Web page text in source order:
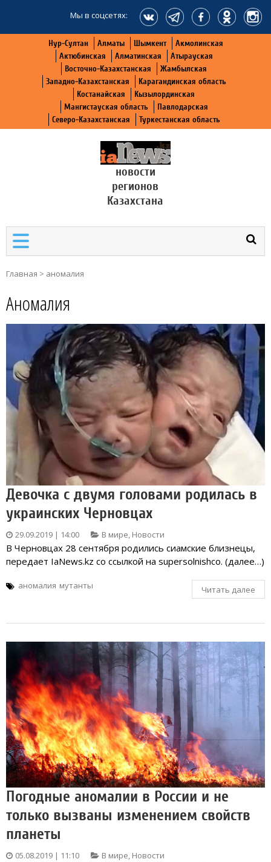
Мы в соцсетях:
Нур-Султан Алматы Шымкент
Акмолинская
Актюбинская
Алматинская
Атырауская
Восточно-Казахстанская
Жамбылская
Западно-Казахстанская
Карагандинская область
Костанайская
Кызылординская
Мангистауская область
Павлодарская
Северо-Казахстанская
Туркестанская область
новости
регионов
Казахстана
Главная > аномалия
Аномалия
Девочка с двумя головами родилась в
украинских Черновцах
29.09.2019 | 14:00 В мире, Новости
В Черновцах 28 сентября родились сиамские близнецы,
передает IaNews.kz со ссылкой на supersolnishco. (далее…)
аномалия мутанты Читать далее
Погодные аномалии в России и не
только вызваны изменением свойств
планеты
05.08.2019 | 11:10 В мире, Новости